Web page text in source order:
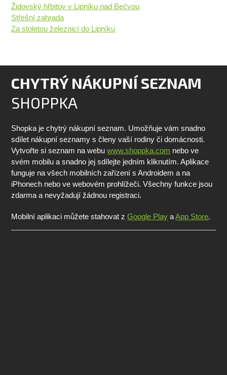
Židovský hřbitov v Lipníku nad Bečvou
Střešní zahrada
Za stoletou železnicí do Lipníku
CHYTRÝ NÁKUPNÍ SEZNAM
SHOPPKA
Shopka je chytrý nákupní seznam. Umožňuje vám snadno
sdílet nákupní seznamy s členy vaší rodiny či domácnosti.
Vytvořte si seznam na webuwww.shoppka.com nebo ve
svém mobilu a snadno jej sdílejte jedním kliknutím. Aplikace
funguje na všech mobilních zařízení s Androidem a na
iPhonech nebo ve webovém prohlížeči. Všechny funkce jsou
zdarma a nevyžadují žádnou registraci.
Mobilní aplikaci můžete stahovat zGoogle Play aApp Store.